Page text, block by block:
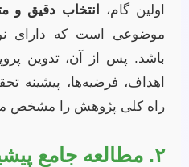
اولین گام،
انتخاب دقیق و
موضوعی است که دارای
باشد. پس از آن، تدوین
اهداف، فرضیه‌ها، پیشینه
راه کلی پژوهش را مشخص
۲. مطالعه جامع پیشینه تحقیق